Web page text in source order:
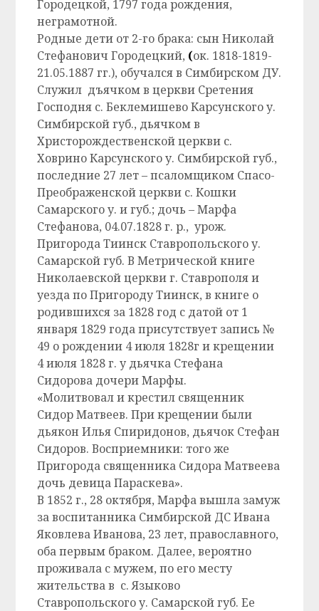
Городецкой, 1797 года рождения,
неграмотной.
Родные дети от 2-го брака: сын Николай
Стефанович Городецкий, (ок. 1818-1819-
21.05.1887 гг.), обучался в Симбирском ДУ.
Служил дъячком в церкви Сретения
Господня с. Беклемишево Карсунского у.
Симбирской губ., дьячком в
Христорождественской церкви с.
Ховрино Карсунского у. Симбирской губ.,
последние 27 лет – псаломщиком Спасо-
Преображенской церкви с. Кошки
Самарского у. и губ.; дочь – Марфа
Стефанова, 04.07.1828 г. р., урож.
Пригорода Тиинск Ставропольского у.
Самарской губ. В Метрической книге
Николаевской церкви г. Ставрополя и
уезда по Пригороду Тиинск, в книге о
родившихся за 1828 год с датой от 1
января 1829 года присутствует запись №
49 о рождении 4 июля 1828г и крещении
4 июля 1828 г. у дьячка Стефана
Сидорова дочери Марфы.
«Молитвовал и крестил священник
Сидор Матвеев. При крещении были
дьякон Илья Спиридонов, дьячок Стефан
Сидоров. Восприемники: того же
Пригорода священника Сидора Матвеева
дочь девица Параскева».
В 1852 г., 28 октября, Марфа вышла замуж
за воспитанника Симбирской ДС Ивана
Яковлева Иванова, 23 лет, православного,
оба первым браком. Далее, вероятно
проживала с мужем, по его месту
жительства в с. Языково
Ставропольского у. Самарской губ. Ее